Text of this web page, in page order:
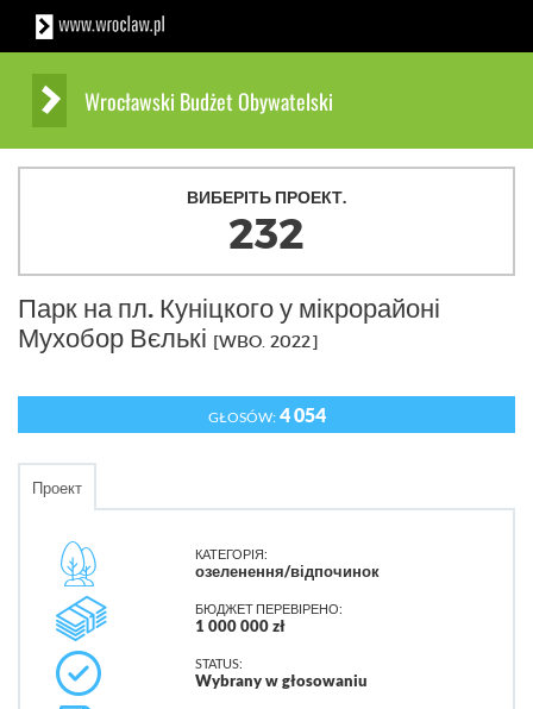
Wrocławski Budżet Obywatelski
ВИБЕРІТЬ ПРОЕКТ.
232
Парк на пл. Куніцкого у мікрорайоні
Мухобор Вєлькі [WBO. 2022]
GŁOSÓW:4 054
Проект
КАТЕГОРІЯ:
озеленення/відпочинок
БЮДЖЕТ ПЕРЕВІРЕНО:
1 000 000 zł
STATUS:
Wybrany w głosowaniu